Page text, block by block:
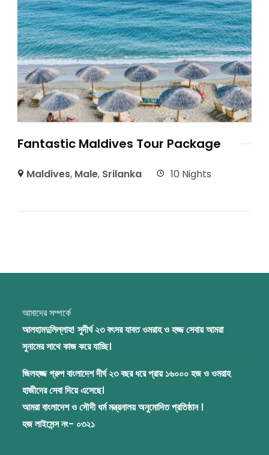
Fantastic Maldives Tour Package
Maldives, Male, Srilanka 10 Nights
আমাদের সম্পর্কে
আলহামদুলিল্লাহ! সুদীর্ঘ ২৩ বৎসর যাবত ওমরাহ ও হজ্জ সেবায় আমরা
সুনামের সাথে কাজ করে যাচ্ছি।
জিলহজ্জ গ্রুপ বাংলাদেশ দীর্ঘ ২৩ বছর ধরে প্রায় ১৬০০০ হজ ও ওমরাহ
হাজীদের সেবা দিয়ে এসেছে।
আমরা বাংলাদেশ ও সৌদী ধর্ম মন্ত্রনালয় অনুমোদিত প্রতিষ্ঠান ।
হজ লাইসেন্স নং- ০৩২১